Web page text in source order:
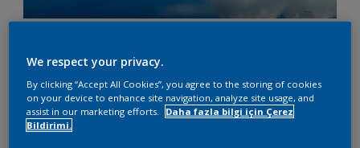
Gökyüzü gerçekten mavi
mi?
Gökyüzüne bakın; gördüğünüz şey aslında bir
We respect your privacy.
By clicking “Accept All Cookies”, you agree to the storing of cookies
on your device to enhance site navigation, analyze site usage, and
assist in our marketing efforts.
Daha fazla bilgi için Çerez
Bildirimi.